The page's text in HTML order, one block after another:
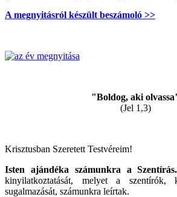
A megnyitásról készült beszámoló >>
"Boldog, aki
(Jel 1,3)
Krisztusban Szeretett Testvéreim!
Isten ajándéka számunkra a Szentírás.
kinyilatkoztatását, melyet a szentírók,
sugalmazását, számunkra leírtak.